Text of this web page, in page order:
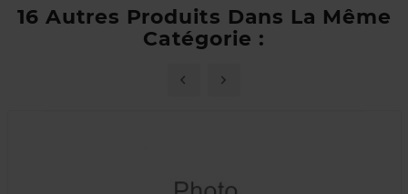
16 Autres Produits Dans La Même
Catégorie :